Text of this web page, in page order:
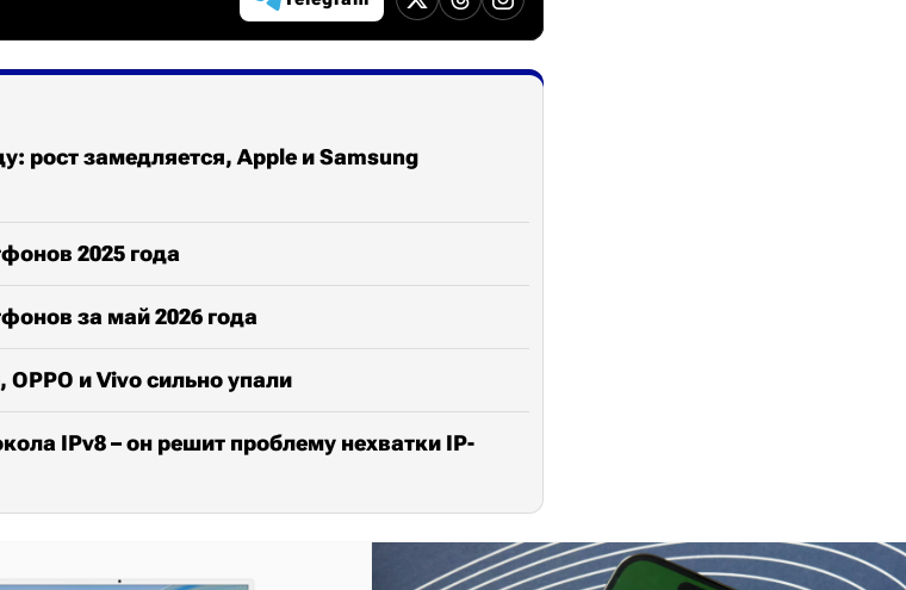
рост замедляется, Apple и Samsung
2025 года
за май 2026 года
и Vivo сильно упали
IPv8 – он решит проблему нехватки IP-